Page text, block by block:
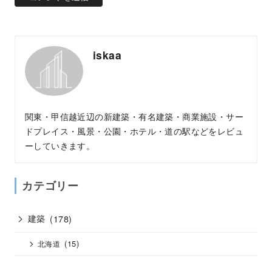
iskaa
関東・甲信越近辺の新建築・有名建築・商業施設・サー
ドプレイス・風景・公園・ホテル・道の駅などをレビュ
ーしていきます。
カテゴリー
建築 (178)
北海道 (15)